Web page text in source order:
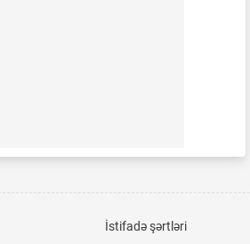
İstifadə şərtləri